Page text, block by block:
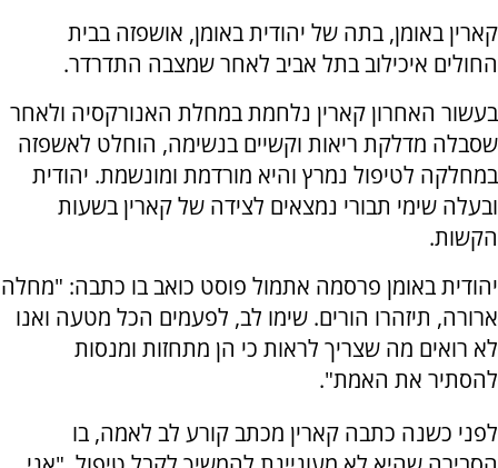
קארין באומן, בתה של יהודית באומן, אושפזה בבית
החולים איכילוב בתל אביב לאחר שמצבה התדרדר.
בעשור האחרון קארין נלחמת במחלת האנורקסיה ולאחר
שסבלה מדלקת ריאות וקשיים בנשימה, הוחלט לאשפזה
במחלקה לטיפול נמרץ והיא מורדמת ומונשמת. יהודית
ובעלה שימי תבורי נמצאים לצידה של קארין בשעות
הקשות.
יהודית באומן פרסמה אתמול פוסט כואב בו כתבה: "מחלה
ארורה, תיזהרו הורים. שימו לב, לפעמים הכל מטעה ואנו
לא רואים מה שצריך לראות כי הן מתחזות ומנסות
להסתיר את האמת".
לפני כשנה כתבה קארין מכתב קורע לב לאמה, בו